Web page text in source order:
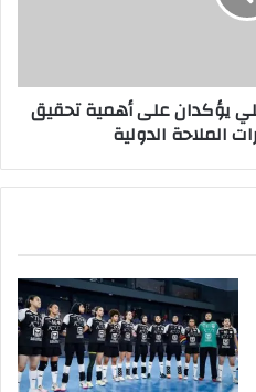
يؤكدان على أهمية تحقيق
الملاحة الدولية